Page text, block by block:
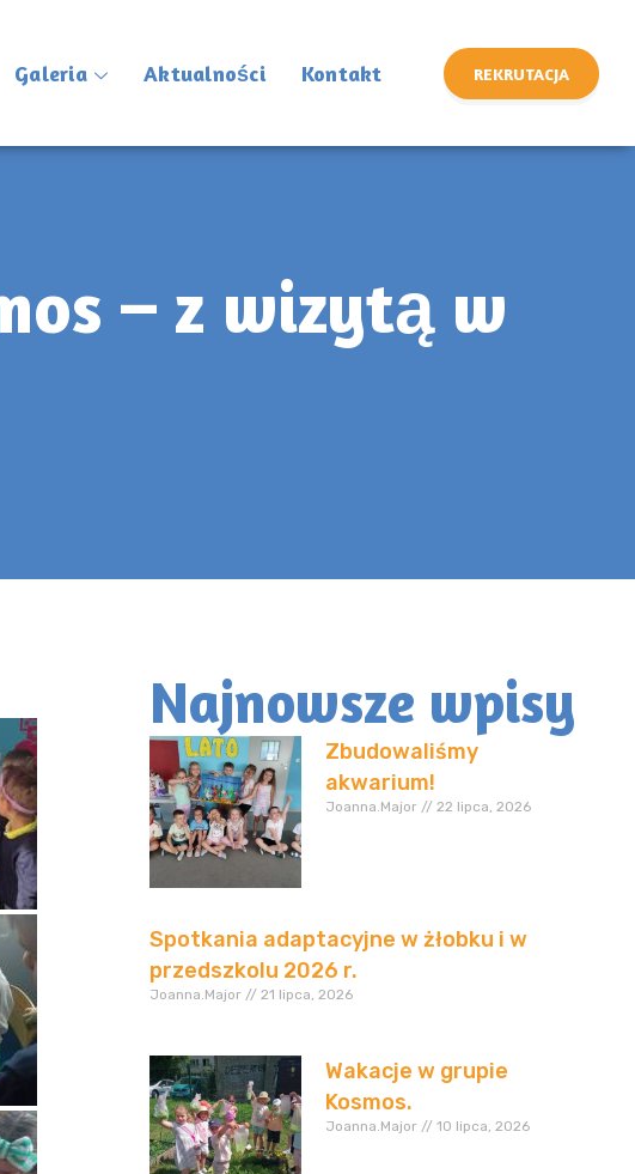
Galeria Aktualności Kontakt REKRUTACJA
– z wizytą w
Najnowsze wpisy
Zbudowaliśmy
akwarium!
Joanna.Major 22 lipca, 2026
Spotkania adaptacyjne w żłobku i w
przedszkolu 2026 r.
Joanna.Major 21 lipca, 2026
Wakacje w grupie
Kosmos.
Joanna.Major 10 lipca, 2026